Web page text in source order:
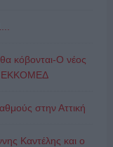
κόβονται-Ο νέος
ΕΚΚΟΜΕΔ
στην Αττική
Καντέλης και ο